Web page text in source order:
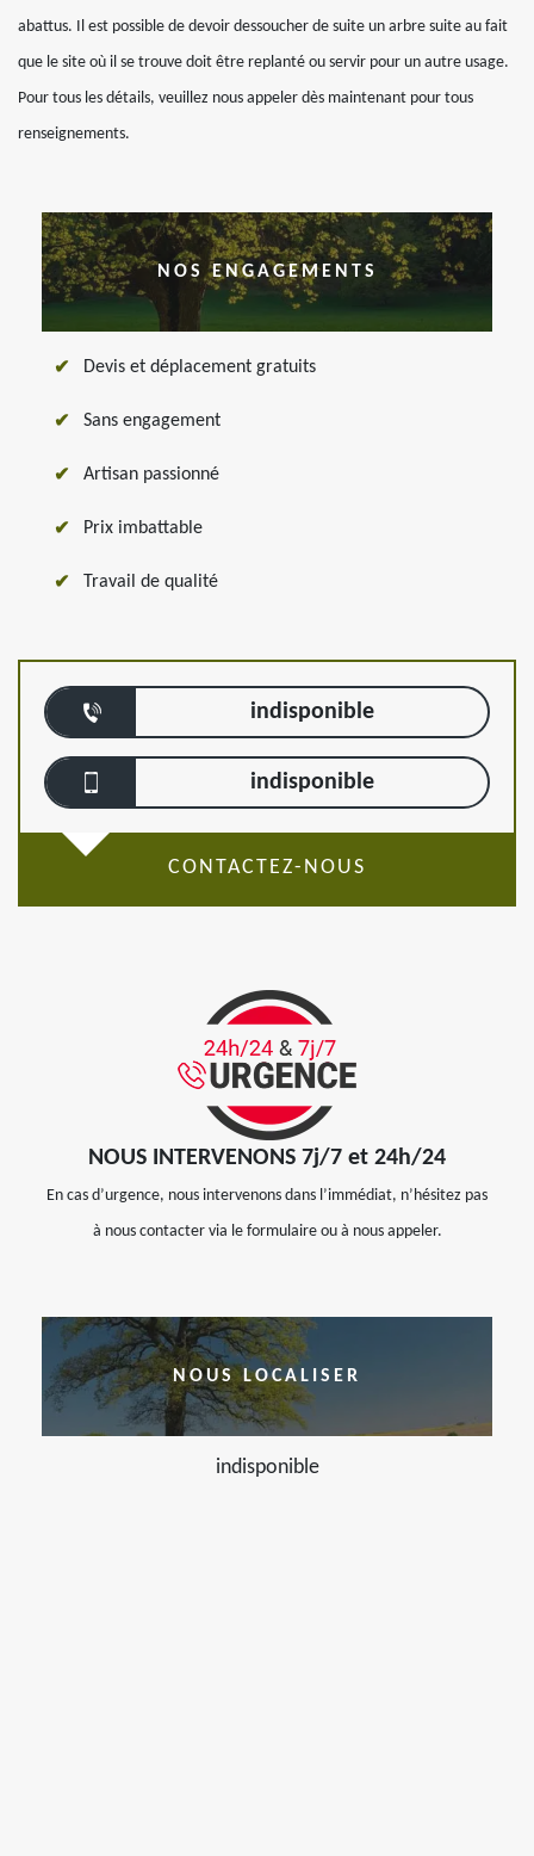
abattus. Il est possible de devoir dessoucher de suite un arbre suite au fait
que le site où il se trouve doit être replanté ou servir pour un autre usage.
Pour tous les détails, veuillez nous appeler dès maintenant pour tous
renseignements.
NOS ENGAGEMENTS
Devis et déplacement gratuits
Sans engagement
Artisan passionné
Prix imbattable
Travail de qualité
indisponible
indisponible
CONTACTEZ-NOUS
NOUS INTERVENONS 7j/7 et 24h/24
En cas d’urgence, nous intervenons dans l’immédiat, n’hésitez pas
à nous contacter via le formulaire ou à nous appeler.
NOUS LOCALISER
indisponible